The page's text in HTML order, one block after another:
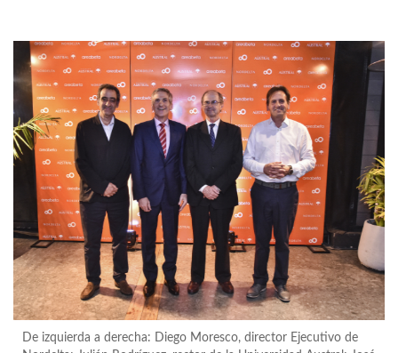
De izquierda a derecha: Diego Moresco, director Ejecutivo de